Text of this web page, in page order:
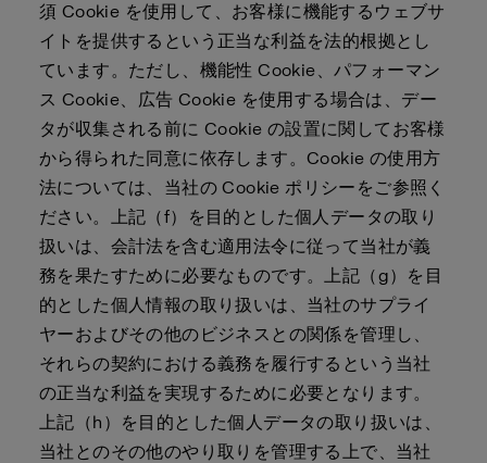
須 Cookie を使用して、お客様に機能するウェブサ
イトを提供するという正当な利益を法的根拠とし
ています。ただし、機能性 Cookie、パフォーマン
ス Cookie、広告 Cookie を使用する場合は、デー
タが収集される前に Cookie の設置に関してお客様
から得られた同意に依存します。Cookie の使用方
法については、当社の Cookie ポリシーをご参照く
ださい。上記（f）を目的とした個人データの取り
扱いは、会計法を含む適用法令に従って当社が義
務を果たすために必要なものです。上記（g）を目
的とした個人情報の取り扱いは、当社のサプライ
ヤーおよびその他のビジネスとの関係を管理し、
それらの契約における義務を履行するという当社
の正当な利益を実現するために必要となります。
上記（h）を目的とした個人データの取り扱いは、
当社とのその他のやり取りを管理する上で、当社